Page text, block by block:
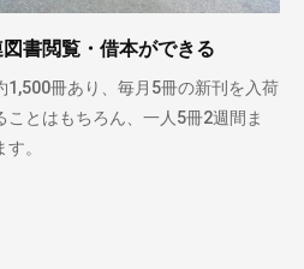
書閲覧・借本ができる
1,500冊あり、毎月5冊の新刊を入荷
ことはもちろん、一人5冊2週間ま
。